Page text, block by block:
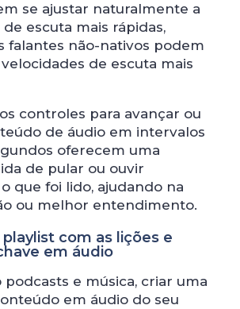
se ajustar naturalmente a
escuta mais rápidas,
falantes não-nativos podem
de escuta mais
controles para avançar ou
de áudio em intervalos
oferecem uma
de pular ou ouvir
que foi lido, ajudando na
ou melhor entendimento.
playlist com as lições e
em áudio
podcasts e música, criar uma
em áudio do seu